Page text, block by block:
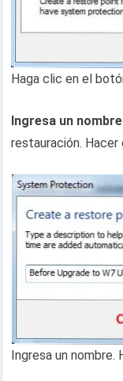
Haga clic en el
Ingresa un nombre
restauración. Hacer
Ingresa un nombre.